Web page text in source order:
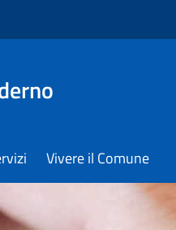
Vivere il Comune